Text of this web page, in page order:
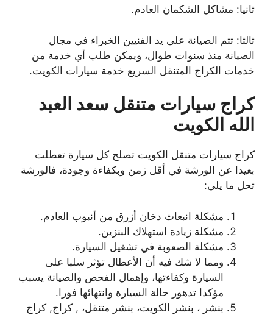
ثانيا: مشاكل الشكمان العادم.
ثالثا: تتم الصيانة على يد الفنيين الخبراء في مجال
الصيانة منذ سنوات طوال، ويمكن طلب أي خدمة من
خدمات الكراج المتنقل السريع خدمة سيارات الكويت.
كراج سيارات متنقل سعد العبد
الله الكويت
كراج سيارات متنقل الكويت تصلح كل سيارة تعطلت
بعيدا عن الورشة في أقل زمن وبكفاءة وجودة، فالورشة
تحل ما يلي:
مشكلة انبعاث دخان أزرق من أنبوب العادم.
مشكلة زيادة استهلاك البنزين.
مشكلة الصعوبة في تشغيل السيارة.
ومما لا شك فيه أن الأعطال تؤثر سلبا على
السيارة وكفاءتها، وإهمال الفحص والصيانة يسبب
مؤكدا تدهور حالة السيارة وانتهائها فورا.
بنشر ، بنشر الكويت، بنشر متنقل، , كراج, كراج